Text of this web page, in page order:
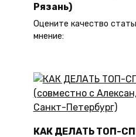
Рязань)
Оцените качество
мнение:
КАК ДЕЛАТЬ ТОП-